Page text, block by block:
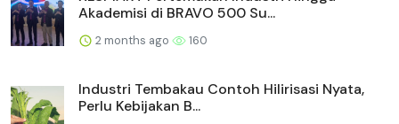
Akademisi di BRAVO 500 Su...
2 months ago 160
Industri Tembakau Contoh Hilirisasi Nyata,
Perlu Kebijakan B...